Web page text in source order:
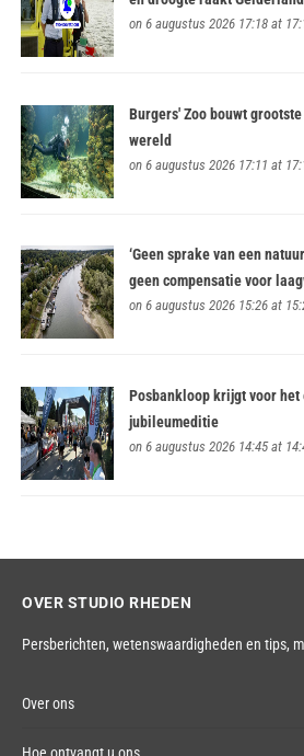
on 6 augustus 2026 17:18 at
Burgers' Zoo bouwt
wereld
on 6 augustus 2026 17:11 at
‘Geen sprake van een
geen compensatie voor
on 6 augustus 2026 15:26 at
Posbankloop krijgt voor
jubileumeditie
on 6 augustus 2026 14:45 at
OVER STUDIO RHEDEN
Persberichten, wetenswaardigheden en tips,
Over ons